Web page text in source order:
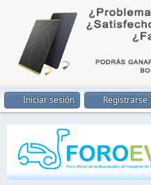
Iniciar sesión Registrarse